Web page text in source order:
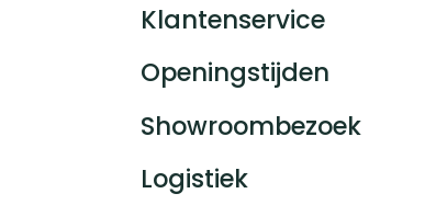
Klantenservice
Openingstijden
Showroombezoek
Logistiek